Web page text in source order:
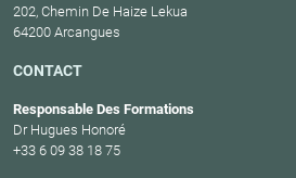
202, Chemin De Haize Lekua
64200 Arcangues
CONTACT
Responsable Des Formations
Dr Hugues Honoré
+33 6 09 38 18 75